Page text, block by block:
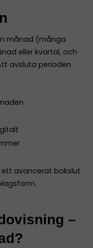
månad (många
eller kvartal, och
avsluta perioden
avancerat bokslut.
–